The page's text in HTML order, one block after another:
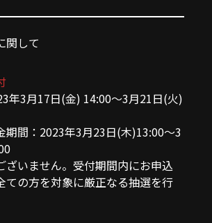
関して
年3月17日(金) 14:00〜3月21日(火)
期間：2023年3月23日(木)13:00〜3
いません。受付期間内にお申込
ての方を対象に厳正なる抽選を行